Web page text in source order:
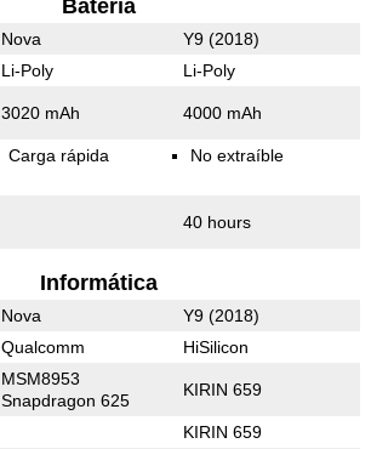
Batería
Nova Y9 (2018)
Li-Poly Li-Poly
3020 mAh 4000 mAh
Carga rápida No extraíble
40 hours
Informática
Nova Y9 (2018)
Qualcomm HiSilicon
MSM8953
Snapdragon 625
KIRIN 659
KIRIN 659